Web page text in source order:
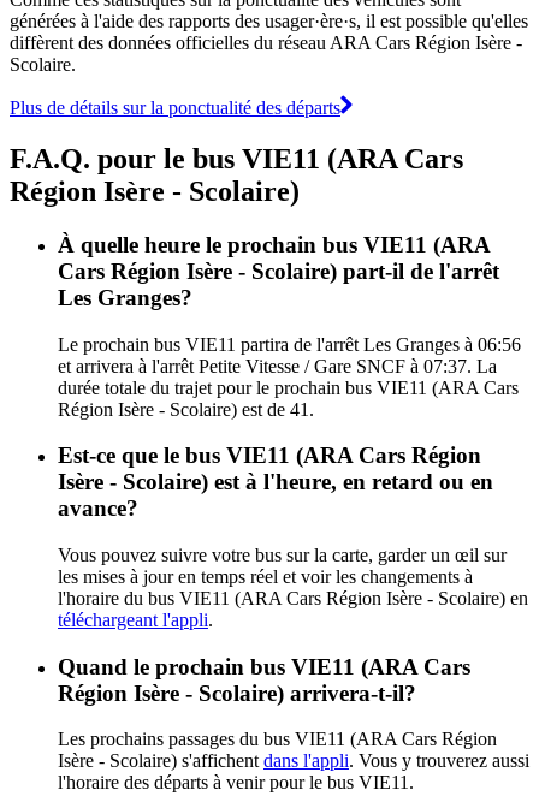
générées à l'aide des rapports des usager·ère·s, il est possible qu'elles
diffèrent des données officielles du réseau ARA Cars Région Isère -
Scolaire.
Plus de détails sur la ponctualité des départs
F.A.Q. pour le bus VIE11 (ARA Cars
Région Isère - Scolaire)
À quelle heure le prochain bus VIE11 (ARA
Cars Région Isère - Scolaire) part-il de l'arrêt
Les Granges?
Le prochain bus VIE11 partira de l'arrêt Les Granges à 06:56
et arrivera à l'arrêt Petite Vitesse / Gare SNCF à 07:37. La
durée totale du trajet pour le prochain bus VIE11 (ARA Cars
Région Isère - Scolaire) est de 41.
Est-ce que le bus VIE11 (ARA Cars Région
Isère - Scolaire) est à l'heure, en retard ou en
avance?
Vous pouvez suivre votre bus sur la carte, garder un œil sur
les mises à jour en temps réel et voir les changements à
l'horaire du bus VIE11 (ARA Cars Région Isère - Scolaire) en
téléchargeant l'appli.
Quand le prochain bus VIE11 (ARA Cars
Région Isère - Scolaire) arrivera-t-il?
Les prochains passages du bus VIE11 (ARA Cars Région
Isère - Scolaire) s'affichent dans l'appli. Vous y trouverez aussi
l'horaire des départs à venir pour le bus VIE11.